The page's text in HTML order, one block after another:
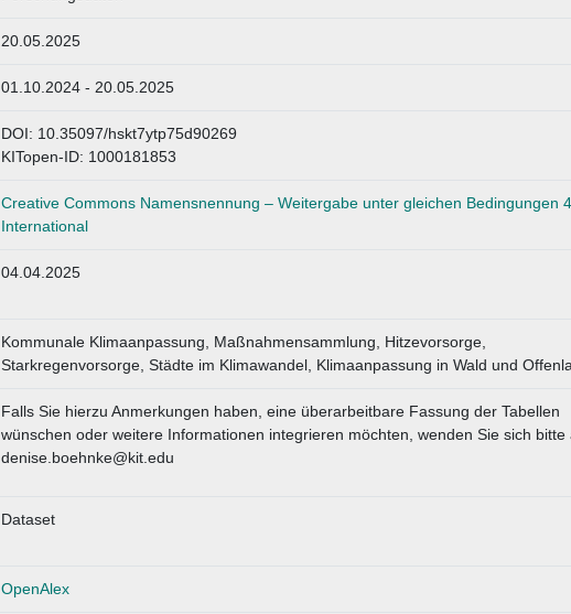
20.05.2025
01.10.2024 - 20.05.2025
DOI: 10.35097/hskt7ytp75d90269
KITopen-ID: 1000181853
Creative Commons Namensnennung – Weitergabe unter gleichen Bedingungen
International
04.04.2025
Kommunale Klimaanpassung, Maßnahmensammlung, Hitzevorsorge,
Starkregenvorsorge, Städte im Klimawandel, Klimaanpassung in Wald und
Falls Sie hierzu Anmerkungen haben, eine überarbeitbare Fassung der Tabellen
wünschen oder weitere Informationen integrieren möchten, wenden Sie sich bitte
denise.boehnke@kit.edu
Dataset
OpenAlex